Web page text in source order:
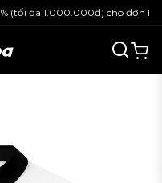
đa 1.000.000đ) cho đơn